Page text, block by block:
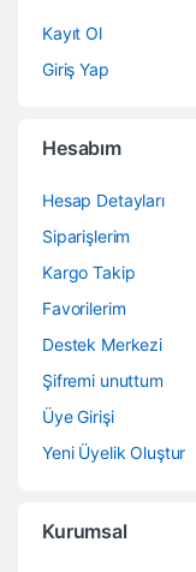
Kayıt Ol
Giriş Yap
Hesabım
Hesap Detayları
Siparişlerim
Kargo Takip
Favorilerim
Destek Merkezi
Şifremi unuttum
Üye Girişi
Yeni Üyelik Oluştur
Kurumsal